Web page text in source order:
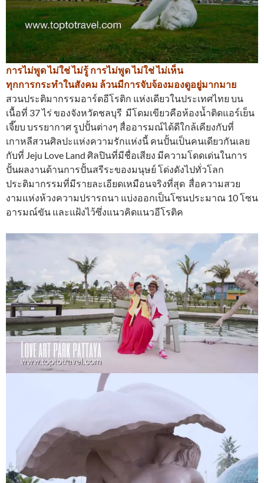
การไม่พูด ไม่ใช่ ไม่รู้ การไม่พูด ไม่ใช่ ไม่เห็น
ทุกการกระทำในสังคม ล้วนมีการจับจ้องมองดูอยู่มากมาย
สวนประติมากรรมอาร์ตอีโรติก แห่งเดียวในประเทศไทย บน
เนื้อที่ 37 ไร่ ของจังหวัดชลบุรี มีโดมเขียวคือห้องน้ำติดแอร์เย็น
เจี๊ยบ บรรยากาศ รูปปั้นต่างๆ สื่ออารมณ์ได้ดีใกล้เคียงกับที่
เกาหลีสวนศิลปะแห่งความรักแห่งนี้ คนปั้นเป็นคนเดียวกันเลย
กับที่ Jeju Love Land ศิลปินที่มีชื่อเสียง มีความโดดเด่นในการ
ปั้นผลงานด้านการปั้นสรีระของมนุษย์ โด่งดังไปทั่วโลก
ประติมากรรมที่มีรายละเอียดเหมือนจริงที่สุด สื่อความสวย
งามแห่งห้วงความปรารถนา แบ่งออกเป็นโซนประมาณ 10 โซน
อารมณ์ขัน และแฝ้งไว้ซึ่งแนวคิดแนวอีโรติค